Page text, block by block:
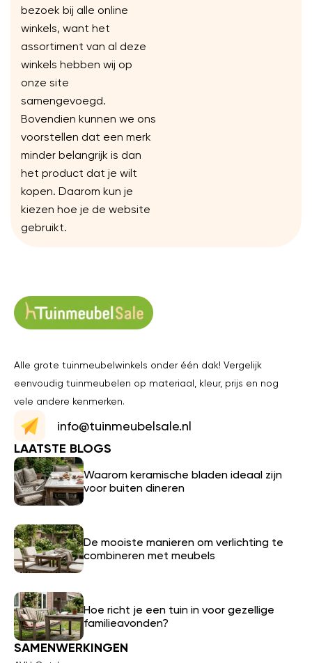
bezoek bij alle online
winkels, want het
assortiment van al deze
winkels hebben wij op
onze site
samengevoegd.
Bovendien kunnen we ons
voorstellen dat een merk
minder belangrijk is dan
het product dat je wilt
kopen. Daarom kun je
kiezen hoe je de website
gebruikt.
Alle grote tuinmeubelwinkels onder één dak! Vergelijk
eenvoudig tuinmeubelen op materiaal, kleur, prijs en nog
vele andere kenmerken.
info@tuinmeubelsale.nl
LAATSTE BLOGS
Waarom keramische bladen ideaal zijn
voor buiten dineren
De mooiste manieren om verlichting te
combineren met meubels
Hoe richt je een tuin in voor gezellige
familieavonden?
SAMENWERKINGEN